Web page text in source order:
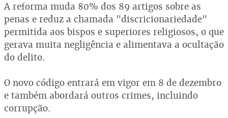
A reforma muda 80% dos 89 artigos sobre as
penas e reduz a chamada "discricionariedade"
permitida aos bispos e superiores religiosos, o que
gerava muita negligência e alimentava a ocultação
do delito.
O novo código entrará em vigor em 8 de dezembro
e também abordará outros crimes, incluindo
corrupção.